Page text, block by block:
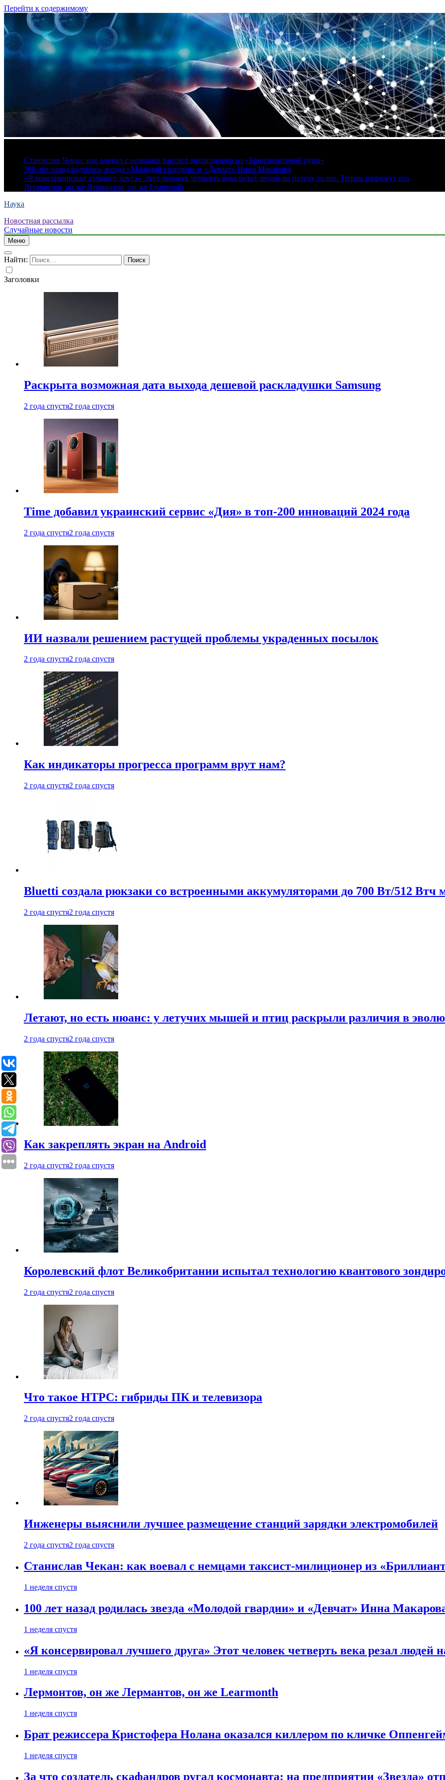
Перейти к содержимому
Станислав Чекан: как воевал с немцами таксист-милиционер из «Бриллиантовой руки»
100 лет назад родилась звезда «Молодой гвардии» и «Девчат» Инна Макарова
«Я консервировал лучшего друга» Этот человек четверть века резал людей на потеху толпе. Теперь разрежут его
Лермонтов, он же Лермантов, он же Learmonth
Наука
Новостная рассылка
Случайные новости
Меню
Найти:
Заголовки
Раскрыта возможная дата выхода дешевой раскладушки Samsung
2 года спустя2 года спустя
Time добавил украинский сервис «Дия» в топ-200 инноваций 2024 года
2 года спустя2 года спустя
ИИ назвали решением растущей проблемы украденных посылок
2 года спустя2 года спустя
Как индикаторы прогресса программ врут нам?
2 года спустя2 года спустя
Bluetti создала рюкзаки со встроенными аккумуляторами до 700 Вт/512 Втч
2 года спустя2 года спустя
Летают, но есть нюанс: у летучих мышей и птиц раскрыли различия в
2 года спустя2 года спустя
Как закреплять экран на Android
2 года спустя2 года спустя
Королевский флот Великобритании испытал технологию квантового
2 года спустя2 года спустя
Что такое HTPC: гибриды ПК и телевизора
2 года спустя2 года спустя
Инженеры выяснили лучшее размещение станций зарядки электромобилей
2 года спустя2 года спустя
Станислав Чекан: как воевал с немцами таксист-милиционер из
1 неделя спустя
100 лет назад родилась звезда «Молодой гвардии» и «Девчат» Инна
1 неделя спустя
«Я консервировал лучшего друга» Этот человек четверть века резал людей
1 неделя спустя
Лермонтов, он же Лермантов, он же Learmonth
1 неделя спустя
Брат режиссера Кристофера Нолана оказался киллером по кличке
1 неделя спустя
За что создатель скафандров ругал космонавта: на предприятии «Звезда»